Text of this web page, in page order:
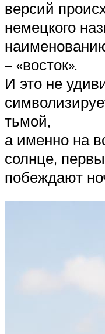
версий
немецкого
– «восток».
И это не
тьмой,
а именно на
солнце,
побеждают